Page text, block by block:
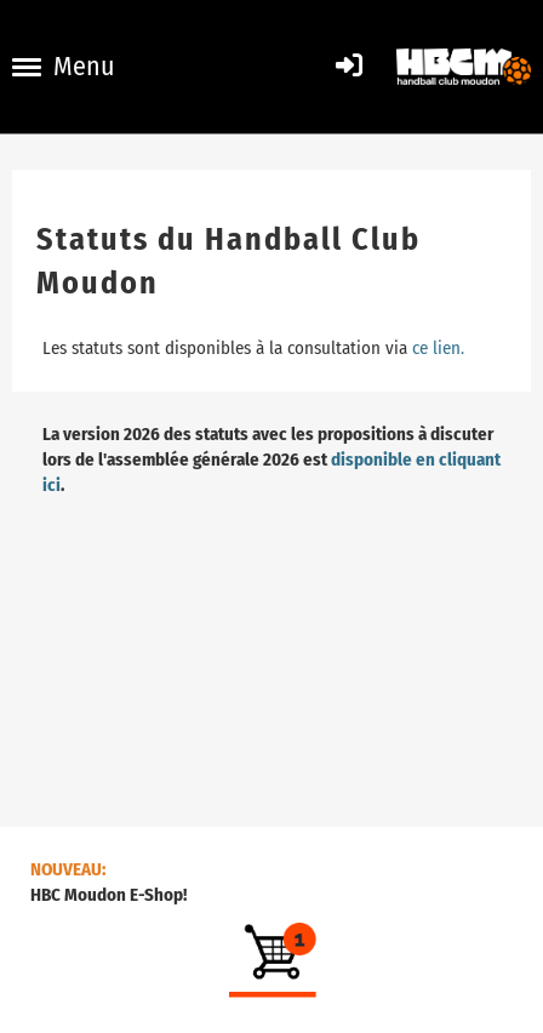
Menu
Statuts du Handball Club
Moudon
Les statuts sont disponibles à la consultation via ce lien.
La version 2026 des statuts avec les propositions à discuter
lors de l'assemblée générale 2026 estdisponible en cliquant
ici.
NOUVEAU:
HBC Moudon E-Shop!